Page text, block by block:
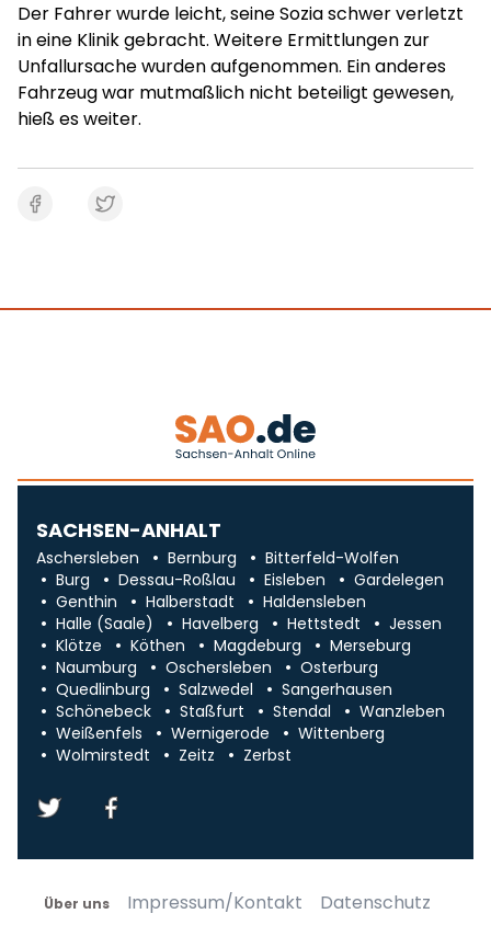
Der Fahrer wurde leicht, seine Sozia schwer verletzt
in eine Klinik gebracht. Weitere Ermittlungen zur
Unfallursache wurden aufgenommen. Ein anderes
Fahrzeug war mutmaßlich nicht beteiligt gewesen,
hieß es weiter.
SACHSEN-ANHALT
Aschersleben Bernburg
Bitterfeld-Wolfen
Burg
Dessau-Roßlau Eisleben
Gardelegen
Genthin
Halberstadt
Haldensleben
Halle (Saale)
Havelberg Hettstedt
Jessen
Klötze
Köthen Magdeburg
Merseburg
Naumburg
Oschersleben
Osterburg
Quedlinburg
Salzwedel
Sangerhausen
Schönebeck
Staßfurt Stendal
Wanzleben
Weißenfels
Wernigerode
Wittenberg
Wolmirstedt
Zeitz Zerbst
Über uns Impressum/Kontakt Datenschutz